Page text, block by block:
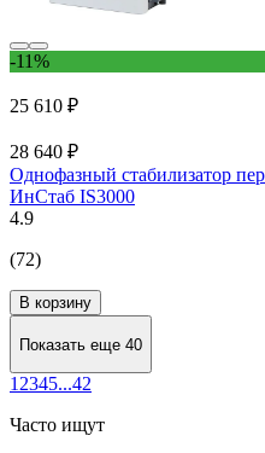
-11%
25 610 ₽
28 640 ₽
Однофазный стабилизатор
ИнСтаб IS3000
4.9
(72)
В корзину
Показать еще 40
1 2345...42
Часто ищут